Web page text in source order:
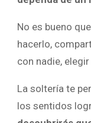
No es bueno
hacerlo,
con nadie,
La soltería te
los sentidos